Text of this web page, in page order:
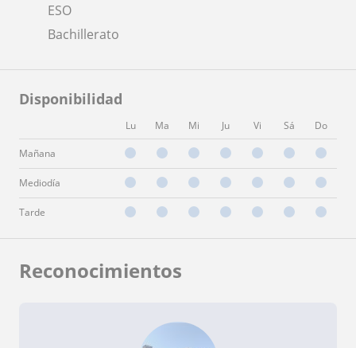
ESO
Bachillerato
Disponibilidad
Lu Ma Mi Ju Vi Sá Do
Mañana
Mediodía
Tarde
Reconocimientos